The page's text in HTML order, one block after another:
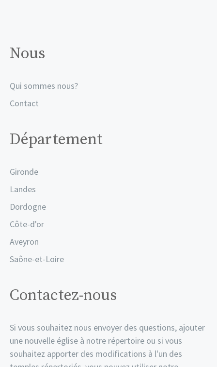
Nous
Qui sommes nous?
Contact
Département
Gironde
Landes
Dordogne
Côte-d'or
Aveyron
Saône-et-Loire
Contactez-nous
Si vous souhaitez nous envoyer des questions, ajouter
une nouvelle église à notre répertoire ou si vous
souhaitez apporter des modifications à l'un des